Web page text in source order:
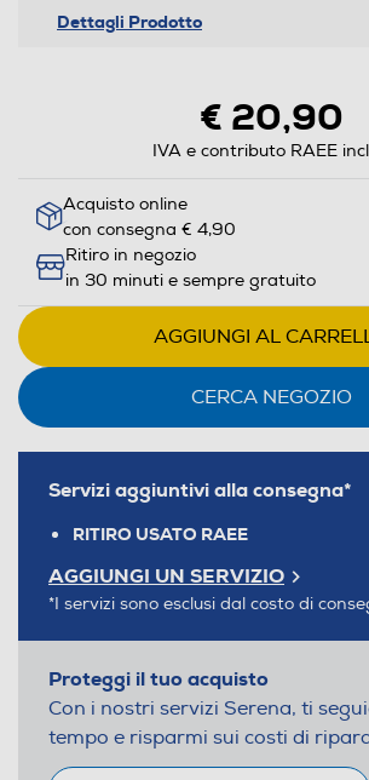
Dettagli Prodotto
€ 20,90
IVA e contributo RAEE
Acquisto online
con consegna € 4,90
Ritiro in negozio
in 30 minuti e sempre gratuito
AGGIUNGI AL
CERCA NEGOZIO
Servizi aggiuntivi alla consegna*
RITIRO USATO RAEE
AGGIUNGI UN SERVIZIO
*I servizi sono esclusi dal costo di
Proteggi il tuo acquisto
Con i nostri servizi Serena, ti
tempo e risparmi sui costi di